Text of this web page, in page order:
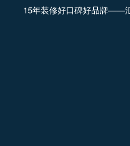
15年装修好口碑好品牌——